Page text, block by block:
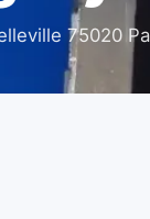
75020